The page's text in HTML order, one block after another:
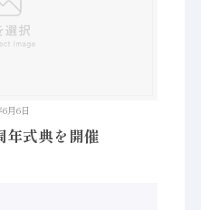
6月6日
式典を開催